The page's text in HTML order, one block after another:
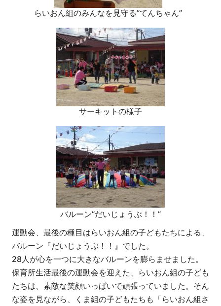
らいおん組のみんなを見守る”てんちゃん”
サーキットの様子
バルーン”だいじょうぶ！！”
運動会、最後の種目はらいおん組の子どもたちによる、
バルーン『だいじょうぶ！！』でした。
28人が心を一つに大きなバルーンを膨らませました。
保育所生活最後の運動会を迎えた、らいおん組の子ども
たちは、素敵な笑顔いっぱいで頑張っていました。そん
な姿を見ながら、くま組の子どもたちも「らいおん組さ